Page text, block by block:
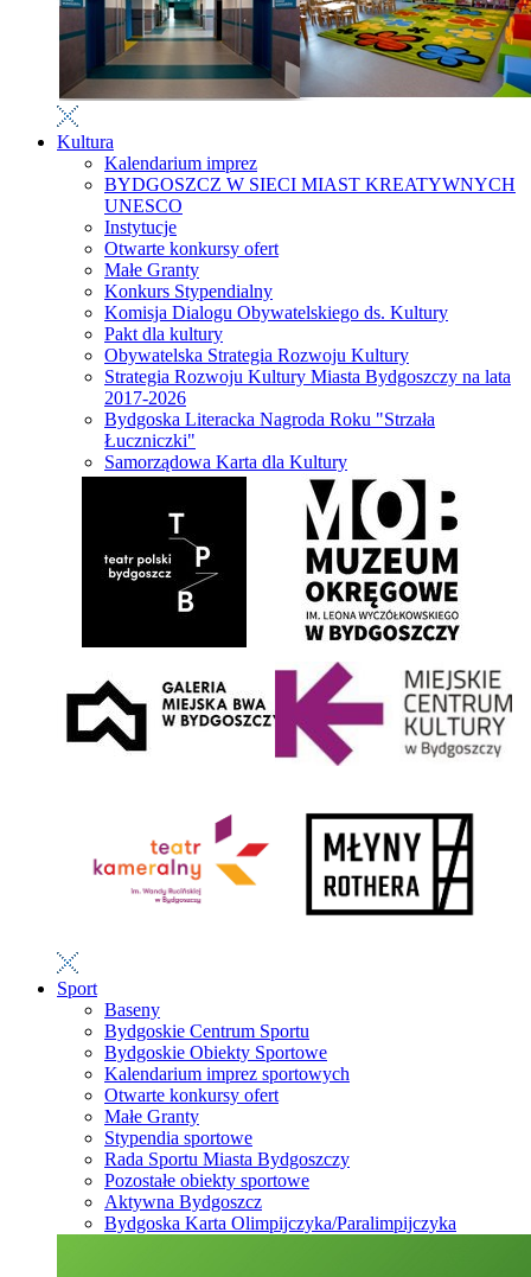
Kultura
Kalendarium imprez
BYDGOSZCZ W SIECI MIAST KREATYWNYCH
UNESCO
Instytucje
Otwarte konkursy ofert
Małe Granty
Konkurs Stypendialny
Komisja Dialogu Obywatelskiego ds. Kultury
Pakt dla kultury
Obywatelska Strategia Rozwoju Kultury
Strategia Rozwoju Kultury Miasta Bydgoszczy na lata
2017-2026
Bydgoska Literacka Nagroda Roku "Strzała
Łuczniczki"
Samorządowa Karta dla Kultury
Sport
Baseny
Bydgoskie Centrum Sportu
Bydgoskie Obiekty Sportowe
Kalendarium imprez sportowych
Otwarte konkursy ofert
Małe Granty
Stypendia sportowe
Rada Sportu Miasta Bydgoszczy
Pozostałe obiekty sportowe
Aktywna Bydgoszcz
Bydgoska Karta Olimpijczyka/Paralimpijczyka